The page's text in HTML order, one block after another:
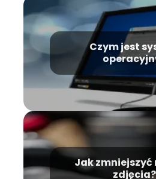
Czym jest
Jak zmniejszyć
zdjęcia?